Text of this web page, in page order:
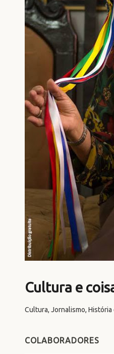
Cultura e
Cultura, Jornalismo,
COLABORADORES